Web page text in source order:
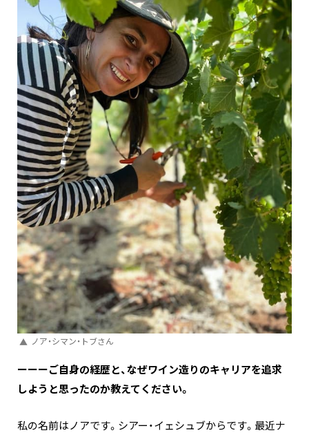
ノア・シマン・トブさん
ーーーご自身の経歴と、なぜワイン造りのキャリアを追求
しようと思ったのか教えてください。
私の名前はノアです。シアー・イェシュブからです。最近ナ